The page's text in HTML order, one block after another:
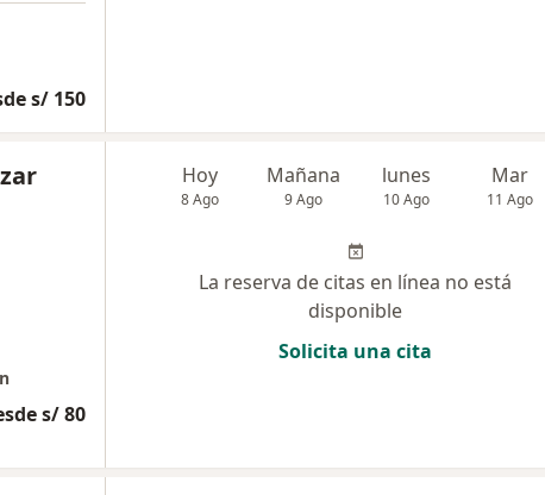
s/ 150
s/ 80
Hoy
8 Ago
Mañana
9 Ago
lunes
10 Ago
Mar
11 Ago
La reserva de citas en línea no está
disponible
Solicita una cita